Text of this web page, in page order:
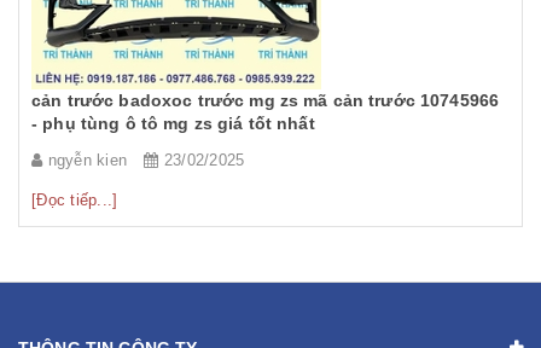
PHỤ TÙNG Ô TÔ MG ZS, MG 5, MG RX5, MG HS GIÁ TỐT
NHẤT - CÀNG A, ROTUY LÁI NGOÀI MG RX5, ZS, MG MG